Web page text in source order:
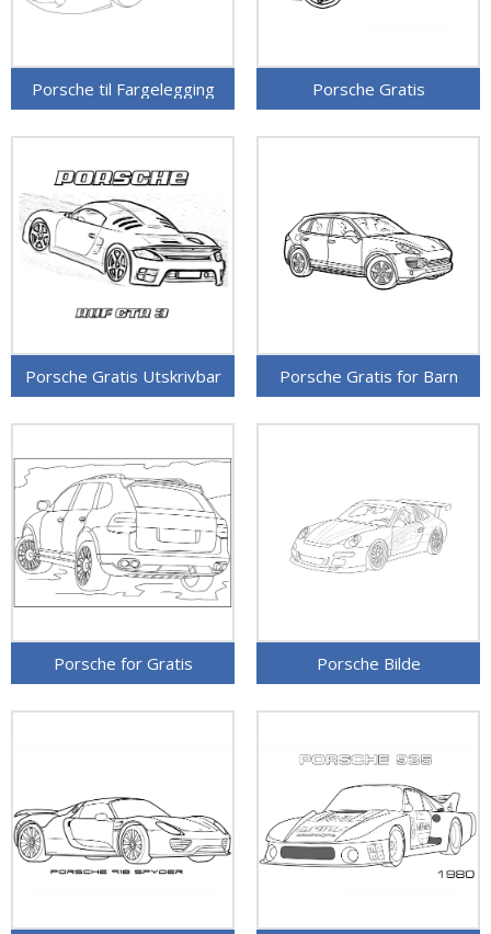
Porsche til Fargelegging Porsche Gratis
Porsche Gratis Utskrivbar Porsche Gratis for Barn
Porsche for Gratis Porsche Bilde